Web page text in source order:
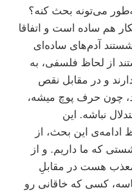
می‌تونه بحث کنه؟
هم ساده است و اتفاقا
آدم‌های ساده‌ای
از لحاظ فلسفی، ‌به
و در مقابل نقص
چون حرف پوچ میشه،
نباشه. این
این بحث، از
که ما داریم. و از
معذب هست در مقابلِ
کسی که خاقانی رو